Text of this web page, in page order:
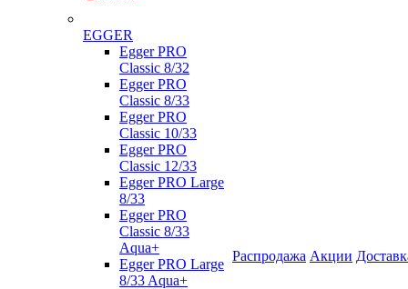
EGGER
Egger PRO
Classic 8/32
Egger PRO
Classic 8/33
Egger PRO
Classic 10/33
Egger PRO
Classic 12/33
Egger PRO Large
8/33
Egger PRO
Classic 8/33
Aqua+
Egger PRO Large
8/33 Aqua+
Распродажа Акции